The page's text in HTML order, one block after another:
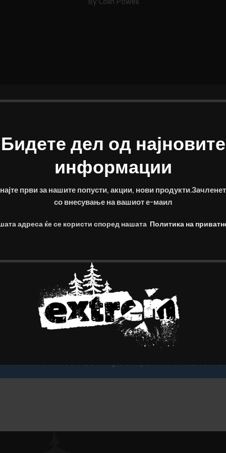
Бидете дел од најновите
информации
први за нашите попусти, акции, нови
со внесување на вашиот е-маил
адреса ќе се користи според нашата Политика на
SOME WORDS ABOUT US
PROFESSIONALS ONLY
ullamcorper aliquet ultrices orci cum vestibulum lobortis
MARK JANCE
CEO / FOUNDER
MARK JANCE
CEO / FOUNDER
MARK JANCE
CEO / FOUNDER
MARK JANCE
CEO / FOUNDER
SOME WORDS ABOUT US
AND HOW WE WORK
Convallis ullamcorper aliquet ultrices orci cum vestibulum lobortis erat.
invalidated because the user changed their password or Facebook